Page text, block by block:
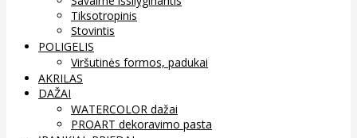
Tiksotropinis
Stovintis
POLIGELIS
Viršutinės formos, padukai
AKRILAS
DAŽAI
WATERCOLOR dažai
PROART dekoravimo pasta